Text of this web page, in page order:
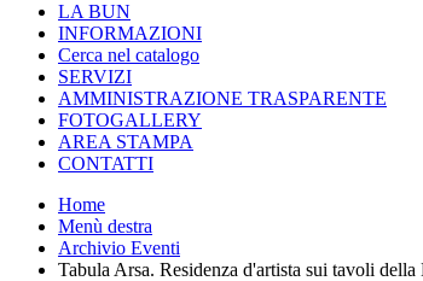
LA BUN
INFORMAZIONI
Cerca nel catalogo
SERVIZI
AMMINISTRAZIONE TRASPARENTE
FOTOGALLERY
AREA STAMPA
CONTATTI
Home
Menù destra
Archivio Eventi
Tabula Arsa. Residenza d'artista sui tavoli